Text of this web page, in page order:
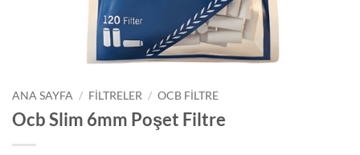
ANA SAYFA / FILTRELER / OCB FILTRE
Ocb Slim 6mm Poşet Filtre